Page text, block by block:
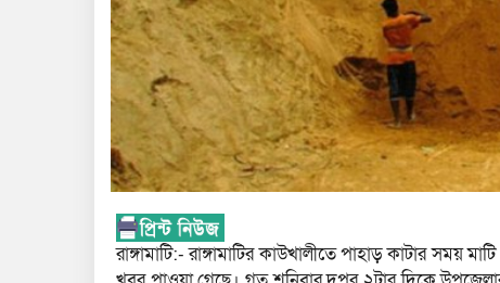
রাঙ্গামাটি:- রাঙ্গামাটির কাউখালীতে পাহাড় কাটার